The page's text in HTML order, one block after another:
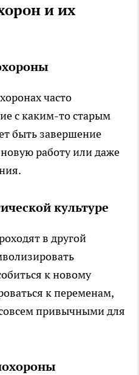
и их
часто
с каким-то старым
быть завершение
работу или даже
культуре
в другой
к новому
к переменам,
привычными для